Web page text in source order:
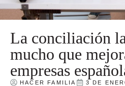
La conciliación
mucho que
empresas
HACER FAMILIA 3 DE